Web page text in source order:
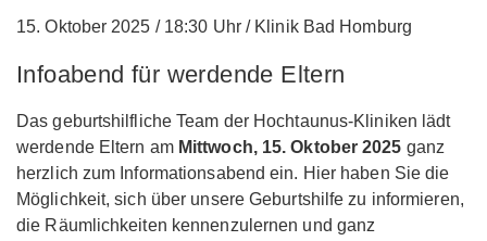
15. Oktober 2025 /18:30 Uhr /Klinik Bad Homburg
Infoabend für werdende Eltern
Das geburtshilfliche Team der Hochtaunus-Kliniken lädt
werdende Eltern am Mittwoch, 15. Oktober 2025 ganz
herzlich zum Informationsabend ein. Hier haben Sie die
Möglichkeit, sich über unsere Geburtshilfe zu informieren,
die Räumlichkeiten kennenzulernen und ganz